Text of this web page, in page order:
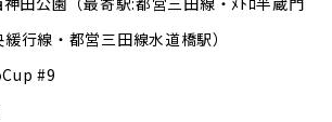
行線・都営三田線水道橋駅）
#9